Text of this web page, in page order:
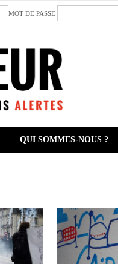
MOT DE PASSE
QUI SOMMES-NOUS ?